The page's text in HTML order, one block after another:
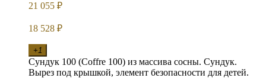
21 055 ₽
18 528 ₽
+1
Сундук 100 (Coffre 100) из массива сосны. Сундук.
Вырез под крышкой, элемент безопасности для детей.